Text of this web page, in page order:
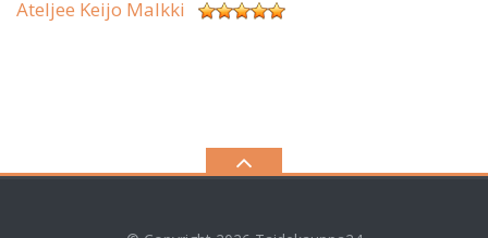
Ateljee Keijo Malkki